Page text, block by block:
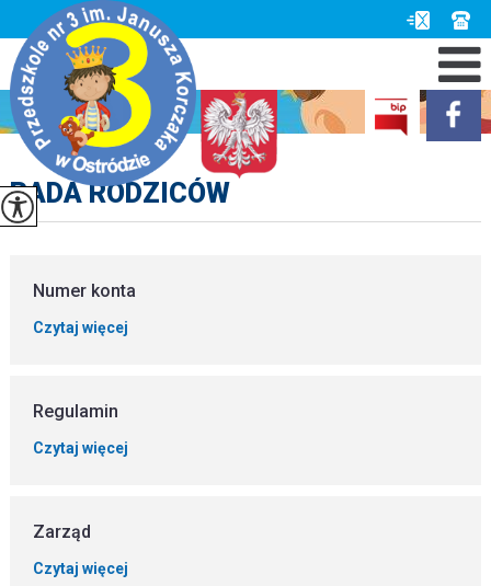
RADA RODZICÓW
Numer konta
Czytaj więcej
Regulamin
Czytaj więcej
Zarząd
Czytaj więcej